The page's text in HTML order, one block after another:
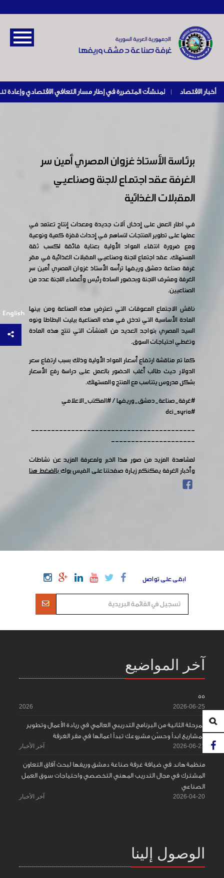
أخبار الاقتصاد |
English
برئاسة الأستاذ غزوان المصري أمين سر
الغرفة عقد اجتماع للجنة وصناعيي
المقبلات الغذائية
في اطار العمل على إدخال آلات جديدة ومعدات إنتاج تعتمد في
عملها على تطوير المنتجات لتساهم في إحداث قفزة كمية ونوعية
ومع ضرورة انتقاء المواد الأولية بعناية فائقة لكسب ثقة
المستهلك، عقد اجتماع للجنة وصناعيي المقبلات الغذائية في مقر
غرفة صناعة دمشق وريفها ترأسه الأستاذ غزوان المصري أمين سر
الغرفة ومشرف اللجنة وبحضور السادة رئيس وأعضاء اللجنة عدد من
الصناعيين.
ناقش الاجتماع المعوقات التي تعترض هذه الصناعة ومن بينها
المادة الأساسية التي تدخل في هذه الصناعية بيليت البطاطا ونوه
السيد المصري بتواجد العديد من المنشآت التي تنتج هذه المادة
وتغطي احتياجات السوق.
كما تم مناقشة ارتفاع أسعار المواد الأولية وذلك بسبب ارتفاع سعر
الدولار حيث طالب أغلب الحضور بالعمل على دراسة رفع الأسعار
بشكل مدروس يتناسب مع المنتج والمستهلك.
#غرفة_صناعة_دمشق_وريفها/#المكتب_الاعلامي
#dci_syria
-----------------------------------------
---------------------
لمشاهدة المزيد من صور هذا الخبر ولمعرفة المزيد عن نشاطات
وأخبار الغرفة يمكنكم زيارة صفحتنا على الفيس بوكبالضغط هنا
ابقى على تواصل
آخر المواضيع
55
2026-06-25
2026
المرحلة الثانية من البرنامج التدريبي العالمي في ريادة الأعمال وتطوير
المشاريع ابدأ وحسّن مشروعك تبدأ اعمالها في مقر الغرفة
2026-06-21 آخر الأخبار
منظمة هاند في ضيافة غرفة صناعة دمشق وريفها لبحث آفاق التعاون
المشترك في مجال التدريب المهني التخصصي واحتياجات سوق العمل
الصناعي
2026-04-20 آخر الأخبار
الوصول إلينا